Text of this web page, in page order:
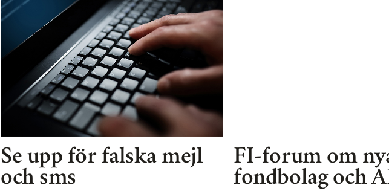
Se upp för falska mejl
och sms
FI-forum om
fondbolag och